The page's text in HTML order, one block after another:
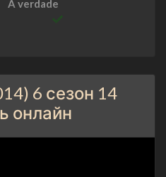
A verdade
Inimigos reais, amigos
imaxinarios
6 сезон 14
онлайн